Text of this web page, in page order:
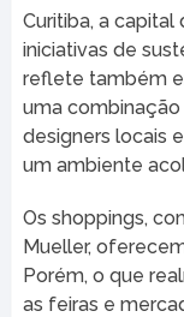
Curitiba, a capital
iniciativas de
reflete também
uma
designers locais
um ambiente
Os shoppings,
Mueller,
Porém, o que
as feiras e